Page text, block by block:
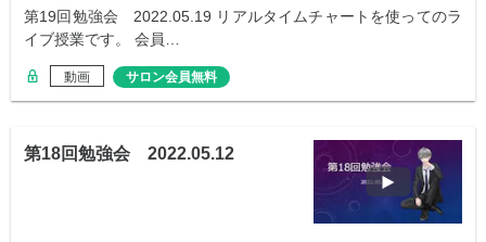
第19回勉強会 2022.05.19 リアルタイムチャートを使ってのラ
イブ授業です。 会員…
動画 サロン会員無料
第18回勉強会 2022.05.12